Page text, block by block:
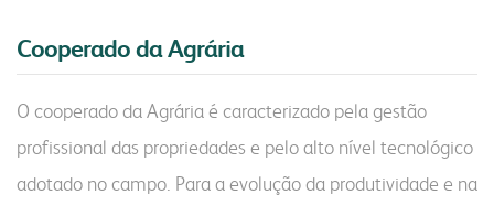
Cooperado da Agrária
O cooperado da Agrária é caracterizado pela gestão
profissional das propriedades e pelo alto nível tecnológico
adotado no campo. Para a evolução da produtividade e na